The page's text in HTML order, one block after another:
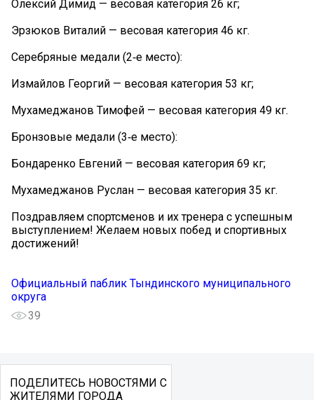
Олексий Димид — весовая категория 26 кг;
Эрзюков Виталий — весовая категория 46 кг.
Серебряные медали (2‑е место):
Измайлов Георгий — весовая категория 53 кг;
Мухамеджанов Тимофей — весовая категория 49 кг.
Бронзовые медали (3‑е место):
Бондаренко Евгений — весовая категория 69 кг;
Мухамеджанов Руслан — весовая категория 35 кг.
Поздравляем спортсменов и их тренера с успешным
выступлением! Желаем новых побед и спортивных
достижений!
Официальный паблик Тындинского муниципального
округа
39
ПОДЕЛИТЕСЬ НОВОСТЯМИ С
ЖИТЕЛЯМИ ГОРОДА